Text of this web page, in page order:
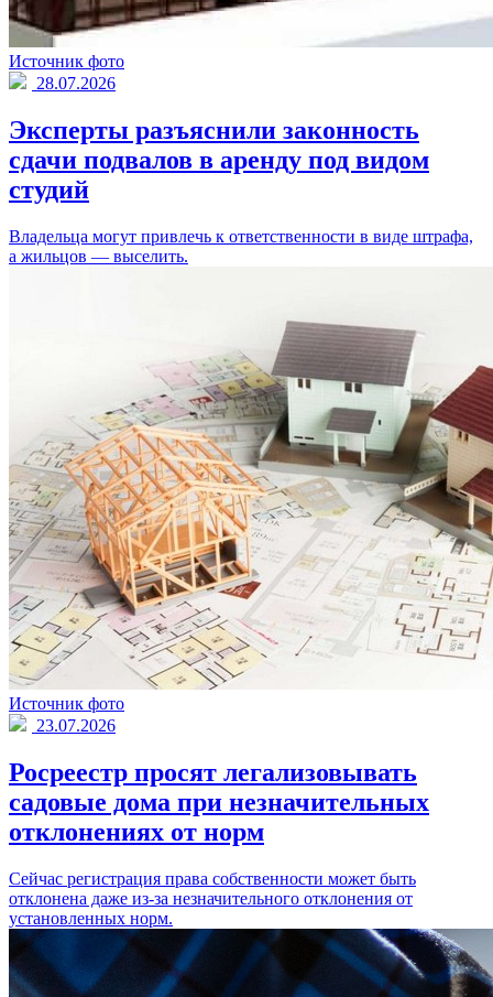
Источник фото
28.07.2026
Эксперты разъяснили законность
сдачи подвалов в аренду под видом
студий
Владельца могут привлечь к ответственности в виде штрафа,
а жильцов — выселить.
Источник фото
23.07.2026
Росреестр просят легализовывать
садовые дома при незначительных
отклонениях от норм
Сейчас регистрация права собственности может быть
отклонена даже из-за незначительного отклонения от
установленных норм.